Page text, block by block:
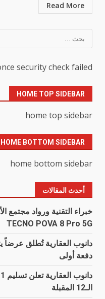
Read More
عن:
security check failed.
HOME TOP SIDEBAR
home top sidebar
HOME BOTTOM SIDEBAR
home bottom sidebar
أحدث المقالات
خبراء التقنية ورواد مجتمع
TECNO POVA 8 Pro 5G
دانوب العقارية تُطلق عرضاً
دفعة أولى
الـ12 المقبلة